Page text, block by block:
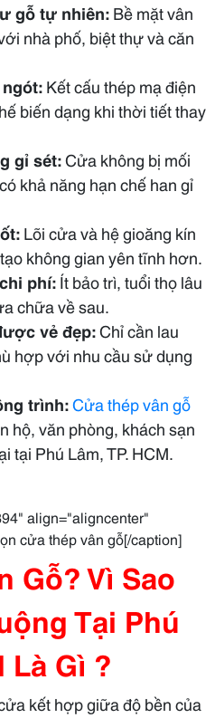
gỗ tự nhiên:Bề mặt vân
nhà phố, biệt thự và căn
Kết cấu thép mạ điện
biến dạng khi thời tiết thay
gỉ sét:Cửa không bị mối
khả năng hạn chế han gỉ
Lõi cửa và hệ gioăng kín
không gian yên tĩnh hơn.
phí:Ít bảo trì, tuổi thọ lâu
chữa về sau.
vẻ đẹp:Chỉ cần lau
hợp với nhu cầu sử dụng
trình:Cửa thép vân gỗ
hộ, văn phòng, khách sạn
tại Phú Lâm, TP. HCM.
align="aligncenter"
cửa thép vân gỗ[/caption]
Gỗ? Vì Sao
Tại Phú
Là Gì ?
kết hợp giữa độ bền của